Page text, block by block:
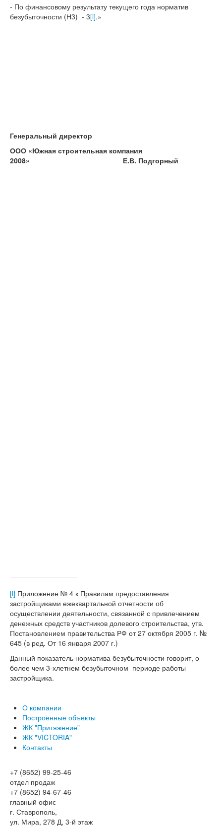
- По финансовому результату текущего года норматив
безубыточности (Н3) - 3[i].»
Генеральный директор
ООО «Южная строительная компания
2008» Е.В. Подгорный
[i] Приложение № 4 к Правилам предоставления
застройщиками ежеквартальной отчетности об
осуществлении деятельности, связанной с привлечением
денежных средств участников долевого строительства, утв.
Постановлением правительства РФ от 27 октября 2005 г. №
645 (в ред. От 16 января 2007 г.)
Данный показатель норматива безубыточности говорит, о
более чем 3-хлетнем безубыточном периоде работы
застройщика.
О компании
Построенные объекты
ЖК "Притяжение"
ЖК "VICTORIA"
Контакты
+7 (8652) 99-25-46
отдел продаж
+7 (8652) 94-67-46
главный офис
г. Ставрополь,
ул. Мира, 278 Д, 3-й этаж